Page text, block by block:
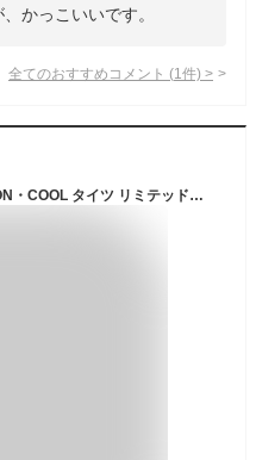
かっこいいです。
全てのおすすめコメント (1 件) >
シマノ(SHIMANO) SUN PROTECTION・COOL タイツ リミテッドプロ IN-075R ホワイト 2XL